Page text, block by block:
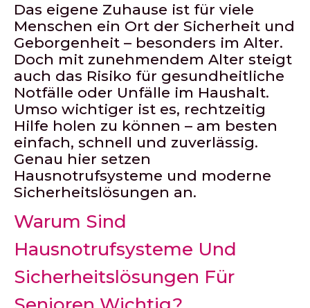
Das eigene Zuhause ist für viele
Menschen ein Ort der Sicherheit und
Geborgenheit – besonders im Alter.
Doch mit zunehmendem Alter steigt
auch das Risiko für gesundheitliche
Notfälle oder Unfälle im Haushalt.
Umso wichtiger ist es, rechtzeitig
Hilfe holen zu können – am besten
einfach, schnell und zuverlässig.
Genau hier setzen
Hausnotrufsysteme und moderne
Sicherheitslösungen an.
Warum Sind
Hausnotrufsysteme Und
Sicherheitslösungen Für